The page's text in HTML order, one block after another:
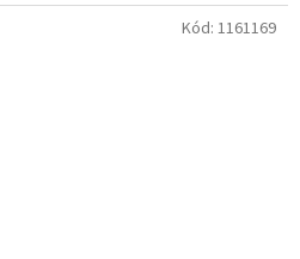
Kód: 1161169